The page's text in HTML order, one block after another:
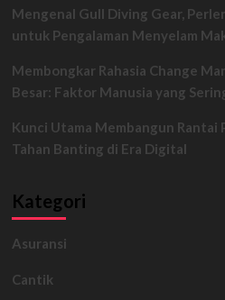
Poin
Sikap
Mengenal Gull Diving Gear,
untuk Pengalaman Menyelam
Membongkar Rahasia Change
Besar: Faktor Manusia yang
Kunci Utama Membangun Rantai
Tahan Banting di Era Digital
Kategori
Asuransi
Cantik